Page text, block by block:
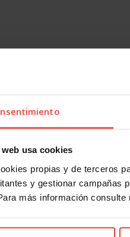
usa cookies
propias y de terceros
y gestionar campañas
más información consulte